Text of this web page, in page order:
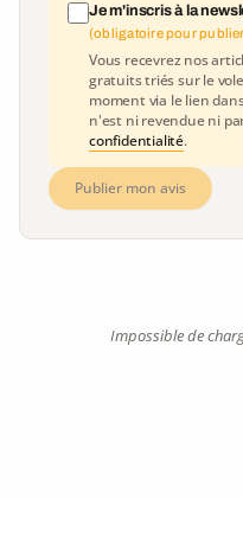
Je m'inscris à la
(obligatoire pour
Vous recevrez nos
gratuits triés sur le
moment via le lien
n'est ni revendue ni
confidentialité.
Publier mon avis
Impossible de